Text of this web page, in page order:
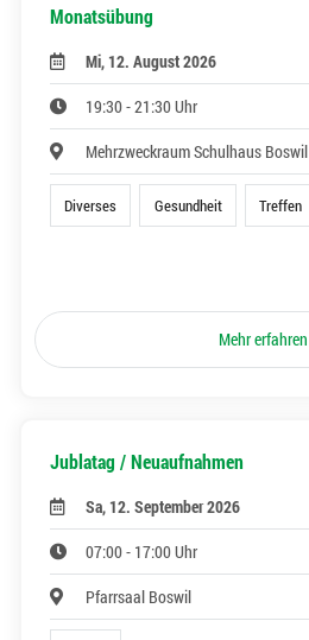
Monatsübung
Mi, 12. August 2026
19:30 - 21:30 Uhr
Mehrzweckraum Schulhaus Boswil
Diverses Gesundheit Treffen
Mehr erfahren
Jublatag / Neuaufnahmen
Sa, 12. September 2026
07:00 - 17:00 Uhr
Pfarrsaal Boswil